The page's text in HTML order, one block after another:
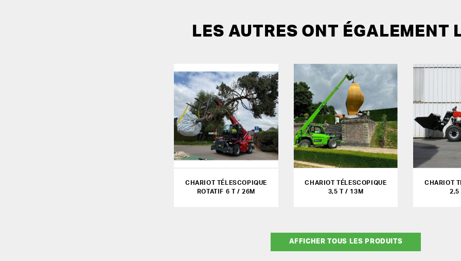
LES AUTRES ONT ÉGALEMENT
CHARIOT TÉLESCOPIQUE
ROTATIF 6 T / 26M
CHARIOT TÉLESCOPIQUE
3,5 T / 13M
CHARIOT
2,5
AFFICHER TOUS LES PRODUITS